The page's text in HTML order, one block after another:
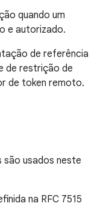
quando um
e autorizado.
de referência
de restrição de
de token remoto.
usados neste
na RFC 7515